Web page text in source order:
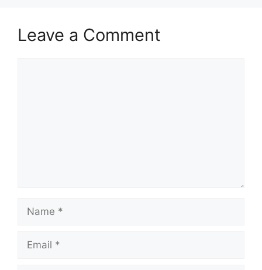
Leave a Comment
Name
Email